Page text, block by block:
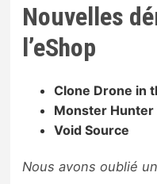
Nouvelles
l’eShop
Clone Drone in
Monster Hunter
Void Source
Nous avons oublié